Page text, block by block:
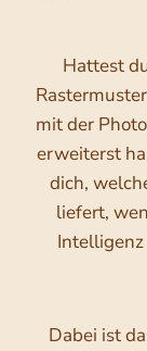
Hattest
mit der
erweiterst
dich,
liefert,
Dabei ist